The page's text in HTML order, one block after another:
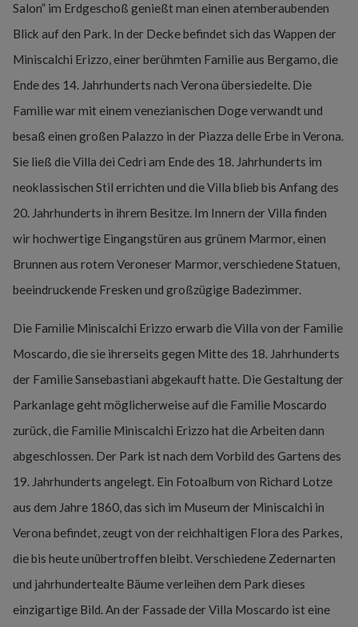
Salon” im Erdgeschoß genießt man einen atemberaubenden
Blick auf den Park. In der Decke befindet sich das Wappen der
Miniscalchi Erizzo, einer berühmten Familie aus Bergamo, die
Ende des 14. Jahrhunderts nach Verona übersiedelte. Die
Familie war mit einem venezianischen Doge verwandt und
besaß einen großen Palazzo in der Piazza delle Erbe in Verona.
Sie ließ die Villa dei Cedri am Ende des 18. Jahrhunderts im
neoklassischen Stil errichten und die Villa blieb bis Anfang des
20. Jahrhunderts in ihrem Besitze. Im Innern der Villa finden
wir hochwertige Eingangstüren aus grünem Marmor, einen
Brunnen aus rotem Veroneser Marmor, verschiedene Statuen,
beeindruckende Fresken und großzügige Badezimmer.
Die Familie Miniscalchi Erizzo erwarb die Villa von der Familie
Moscardo, die sie ihrerseits gegen Mitte des 18. Jahrhunderts
der Familie Sansebastiani abgekauft hatte. Die Gestaltung der
Parkanlage geht möglicherweise auf die Familie Moscardo
zurück, die Familie Miniscalchi Erizzo hat die Arbeiten dann
abgeschlossen. Der Park ist nach dem Vorbild des Gartens des
19. Jahrhunderts angelegt. Ein Fotoalbum von Richard Lotze
aus dem Jahre 1860, das sich im Museum der Miniscalchi in
Verona befindet, zeugt von der reichhaltigen Flora des Parkes,
die bis heute unübertroffen bleibt. Verschiedene Zedernarten
und jahrhundertealte Bäume verleihen dem Park dieses
einzigartige Bild. An der Fassade der Villa Moscardo ist eine